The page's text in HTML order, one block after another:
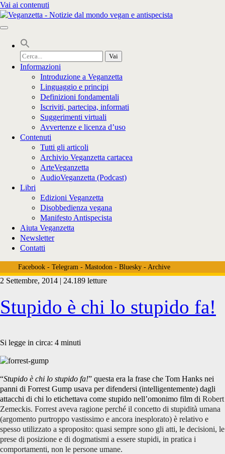
Vai ai contenuti
Cerca
per:
Informazioni
Introduzione a Veganzetta
Linguaggio e principi
Definizioni fondamentali
Iscriviti, partecipa, informati
Suggerimenti virtuali
Avvertenze e licenza d’uso
Contenuti
Tutti gli articoli
Archivio Veganzetta cartacea
ArteVeganzetta
AudioVeganzetta (Podcast)
Libri
Edizioni Veganzetta
Disobbedienza vegana
Manifesto Antispecista
Aiuta Veganzetta
Newsletter
Contatti
Facebook- Telegram- Mastodon- Bluesky- Archive
Tag:
<span>veganismo
ortoressia</span>
2 Settembre, 2014 | 24.189 letture
Stupido è chi lo stupido fa!
Si legge in circa: 4 minuti
“Stupido è chi lo stupido fa!” questa era la frase che Tom Hanks nei
panni di Forrest Gump usava per difendersi (intelligentemente) dagli
attacchi di chi lo etichettava come stupido nell’omonimo film di Robert
Zemeckis. Forrest aveva ragione perché il concetto di stupidità umana
(argomento purtroppo vastissimo e ancora inesplorato) è relativo e
spesso utilizzato a sproposito: quasi sempre sono gli atti, le decisioni, le
prese di posizione e di dogmatismi a essere stupidi, in pratica i
comportamenti, non le persone umane.